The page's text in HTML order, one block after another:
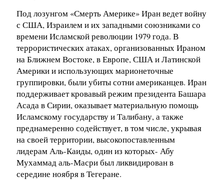
Под лозунгом «Смерть Америке» Иран ведет войну
с США, Израилем и их западными союзниками со
времени Исламской революции 1979 года. В
террористических атаках, организованных Ираном
на Ближнем Востоке, в Европе, США и Латинской
Америки и использующих марионеточные
группировки, были убиты сотни американцев. Иран
поддерживает кровавый режим президента Башара
Асада в Сирии, оказывает материальную помощь
Исламскому государству и Талибану, а также
преднамеренно содействует, в том числе, укрывая
на своей территории, высокопоставленным
лидерам Аль-Каиды, один из которых- Абу
Мухаммад аль-Масри был ликвидирован в
середине ноября в Тегеране.